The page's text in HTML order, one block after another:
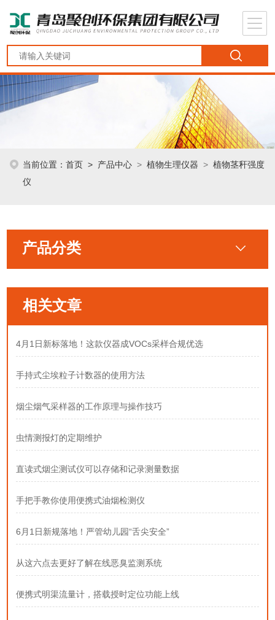
当前位置：首页 > 产品中心 >植物生理仪器 >植物茎秆强度
仪
产品分类
相关文章
4月1日新标落地！这款仪器成VOCs采样合规优选
手持式尘埃粒子计数器的使用方法
烟尘烟气采样器的工作原理与操作技巧
虫情测报灯的定期维护
直读式烟尘测试仪可以存储和记录测量数据
手把手教你使用便携式油烟检测仪
6月1日新规落地！严管幼儿园“舌尖安全”
从这六点去更好了解在线恶臭监测系统
便携式明渠流量计，搭载授时定位功能上线